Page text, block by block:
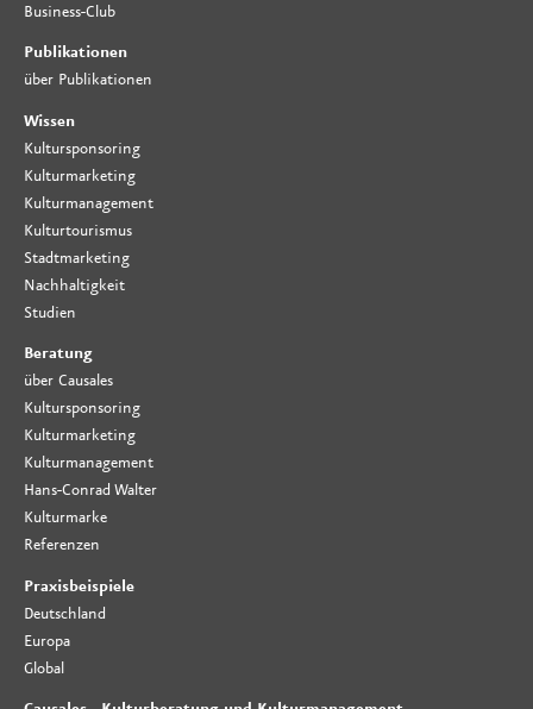
Business-Club
Publikationen
über Publikationen
Wissen
Kultursponsoring
Kulturmarketing
Kulturmanagement
Kulturtourismus
Stadtmarketing
Nachhaltigkeit
Studien
Beratung
über Causales
Kultursponsoring
Kulturmarketing
Kulturmanagement
Hans-Conrad Walter
Kulturmarke
Referenzen
Praxisbeispiele
Deutschland
Europa
Global